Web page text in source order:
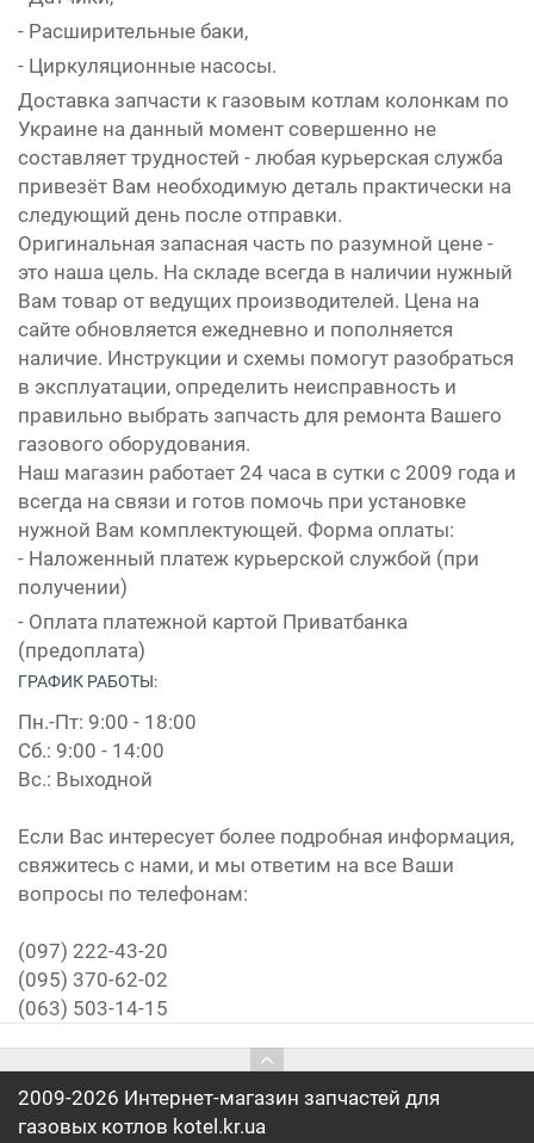
- Расширительные баки,
- Циркуляционные насосы.
Доставка запчасти к газовым котлам колонкам по
Украине на данный момент совершенно не
составляет трудностей - любая курьерская служба
привезёт Вам необходимую деталь практически на
следующий день после отправки.
Оригинальная запасная часть по разумной цене -
это наша цель. На складе всегда в наличии нужный
Вам товар от ведущих производителей. Цена на
сайте обновляется ежедневно и пополняется
наличие. Инструкции и схемы помогут разобраться
в эксплуатации, определить неисправность и
правильно выбрать запчасть для ремонта Вашего
газового оборудования.
Наш магазин работает 24 часа в сутки с 2009 года и
всегда на связи и готов помочь при установке
нужной Вам комплектующей. Форма оплаты:
- Наложенный платеж курьерской службой (при
получении)
- Оплата платежной картой Приватбанка
(предоплата)
ГРАФИК РАБОТЫ:
Пн.-Пт: 9:00 - 18:00
Сб.: 9:00 - 14:00
Вс.: Выходной
Если Вас интересует более подробная информация,
свяжитесь с нами, и мы ответим на все Ваши
вопросы по телефонам:
(097) 222-43-20
(095) 370-62-02
(063) 503-14-15
2009-2026 Интернет-магазин запчастей для
газовых котлов kotel.kr.ua